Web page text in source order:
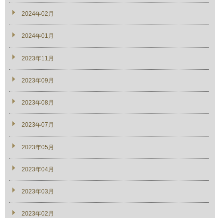
2024年02月
2024年01月
2023年11月
2023年09月
2023年08月
2023年07月
2023年05月
2023年04月
2023年03月
2023年02月